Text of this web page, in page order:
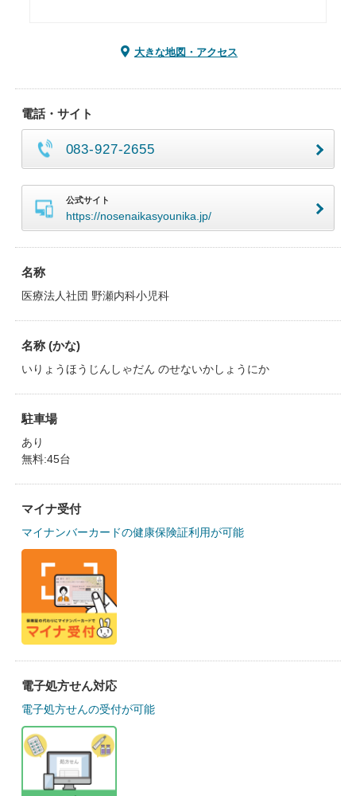
大きな地図・アクセス
電話・サイト
083-927-2655
公式サイト
https://nosenaikasyounika.jp/
名称
医療法人社団 野瀬内科小児科
名称 (かな)
いりょうほうじんしゃだん のせないかしょうにか
駐車場
あり
無料:45台
マイナ受付
マイナンバーカードの健康保険証利用が可能
電子処方せん対応
電子処方せんの受付が可能